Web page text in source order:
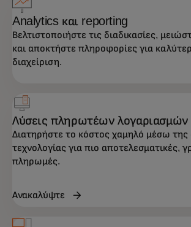
Analytics και reporting
Βελτιστοποιήστε τις διαδικασίες,
και αποκτήστε πληροφορίες για
διαχείριση.
Λύσεις πληρωτέων λογαριασμών
Διατηρήστε το κόστος χαμηλό μέσω της
τεχνολογίας για πιο αποτελεσματικές,
πληρωμές.
Ανακαλύψτε